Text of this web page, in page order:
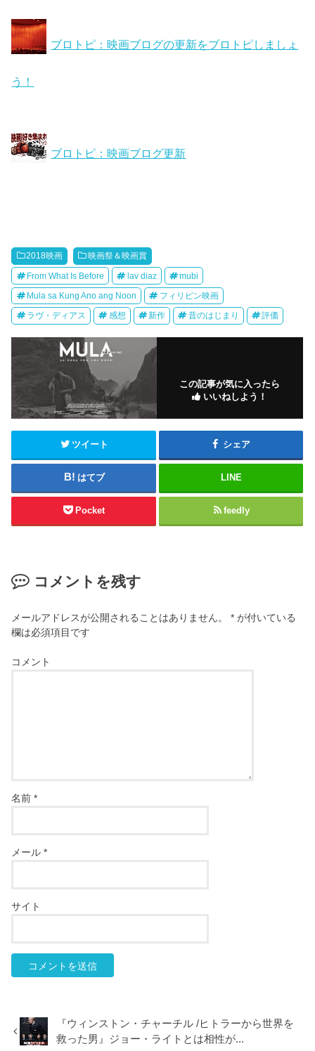
ブロトピ：映画ブログの更新をブロトピしましょ
う！
ブロトピ：映画ブログ更新
2018映画 映画祭＆映画賞
From What Is Before lav diaz mubi
Mula sa Kung Ano ang Noon フィリピン映画
ラヴ・ディアス 感想 新作 昔のはじまり 評価
この記事が気に入ったら
いいねしよう！
ツイート シェア
はてブ LINE
Pocket feedly
コメントを残す
メールアドレスが公開されることはありません。 * が付いている
欄は必須項目です
コメント
名前*
メール*
サイト
『ウィンストン・チャーチル /ヒトラーから世界を
救った男』ジョー・ライトとは相性が...